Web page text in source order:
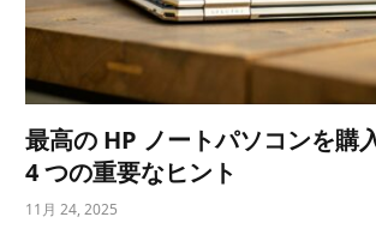
最高の HP ノートパソコンを購
4 つの重要なヒント
11月 24, 2025